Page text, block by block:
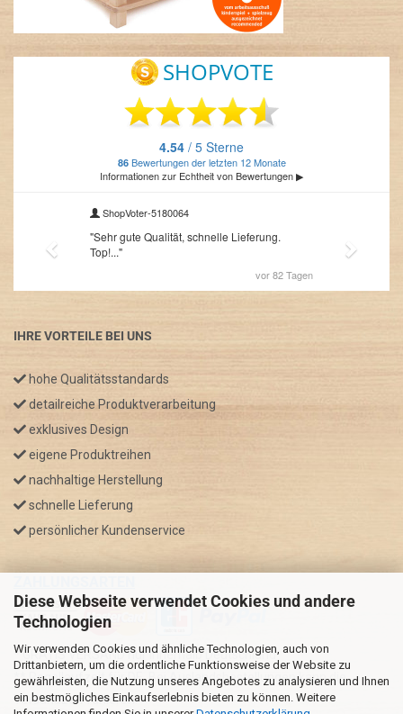
Diese Webseite verwendet Cookies und andere
Technologien
Wir verwenden Cookies und ähnliche Technologien, auch von
Drittanbietern, um die ordentliche Funktionsweise der Website zu
gewährleisten, die Nutzung unseres Angebotes zu analysieren und Ihnen
ein bestmögliches Einkaufserlebnis bieten zu können. Weitere
IHRE VORTEILE BEI UNS
hohe Qualitätsstandards
detailreiche Produktverarbeitung
exklusives Design
eigene Produktreihen
nachhaltige Herstellung
schnelle Lieferung
persönlicher Kundenservice
* GRATIS VERSAND nur innerhalb Deutschland
** Regellaufzeit für DE, Bei Auslandsbestellungen kann die
Versandzeit variieren.